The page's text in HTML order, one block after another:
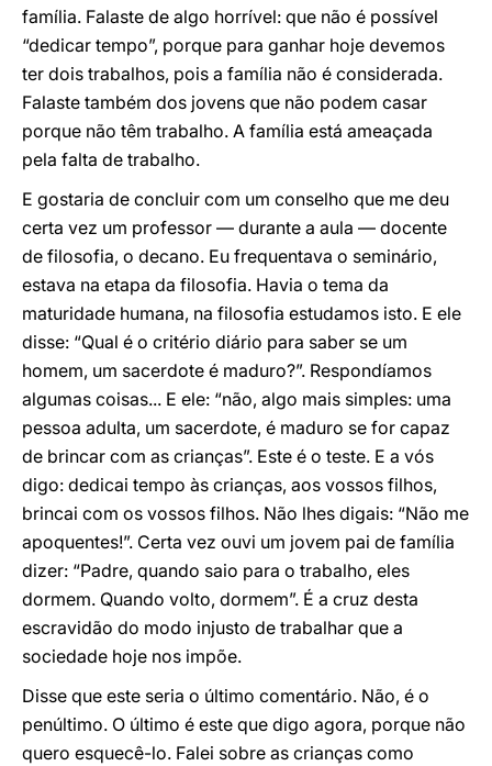
família. Falaste de algo horrível: que não é possível
“dedicar tempo”, porque para ganhar hoje devemos
ter dois trabalhos, pois a família não é considerada.
Falaste também dos jovens que não podem casar
porque não têm trabalho. A família está ameaçada
pela falta de trabalho.
E gostaria de concluir com um conselho que me deu
certa vez um professor — durante a aula — docente
de filosofia, o decano. Eu frequentava o seminário,
estava na etapa da filosofia. Havia o tema da
maturidade humana, na filosofia estudamos isto. E ele
disse: “Qual é o critério diário para saber se um
homem, um sacerdote é maduro?”. Respondíamos
algumas coisas... E ele: “não, algo mais simples: uma
pessoa adulta, um sacerdote, é maduro se for capaz
de brincar com as crianças”. Este é o teste. E a vós
digo: dedicai tempo às crianças, aos vossos filhos,
brincai com os vossos filhos. Não lhes digais: “Não me
apoquentes!”. Certa vez ouvi um jovem pai de família
dizer: “Padre, quando saio para o trabalho, eles
dormem. Quando volto, dormem”. É a cruz desta
escravidão do modo injusto de trabalhar que a
sociedade hoje nos impõe.
Disse que este seria o último comentário. Não, é o
penúltimo. O último é este que digo agora, porque não
quero esquecê-lo. Falei sobre as crianças como